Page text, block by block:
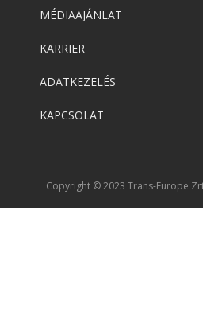
MÉDIAAJÁNLAT
KARRIER
ADATKEZELÉS
KAPCSOLAT
Copyright © 2023 Trans-Europe